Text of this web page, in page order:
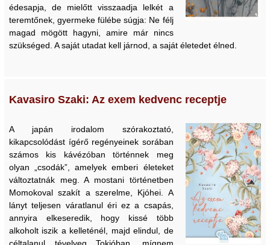
édesapja, de mielőtt visszaadja lelkét a
teremtőnek, gyermeke fülébe súgja: Ne félj
magad mögött hagyni, amire már nincs
szükséged. A saját utadat kell járnod, a saját életedet élned.
Kavasiro Szaki: Az exem kedvenc receptje
A japán irodalom szórakoztató,
kikapcsolódást ígérő regényeinek sorában
számos kis kávézóban történnek meg
olyan „csodák”, amelyek emberi életeket
változtatnák meg. A mostani történetben
Momokoval szakít a szerelme, Kjóhei. A
lányt teljesen váratlanul éri ez a csapás,
annyira elkeseredik, hogy kissé több
alkoholt iszik a kelleténél, majd elindul, de